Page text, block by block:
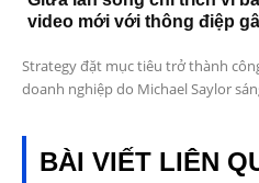
video mới với thông điệp
Strategy đặt mục tiêu trở thành
doanh nghiệp do Michael Saylor
BÀI VIẾT LIÊN